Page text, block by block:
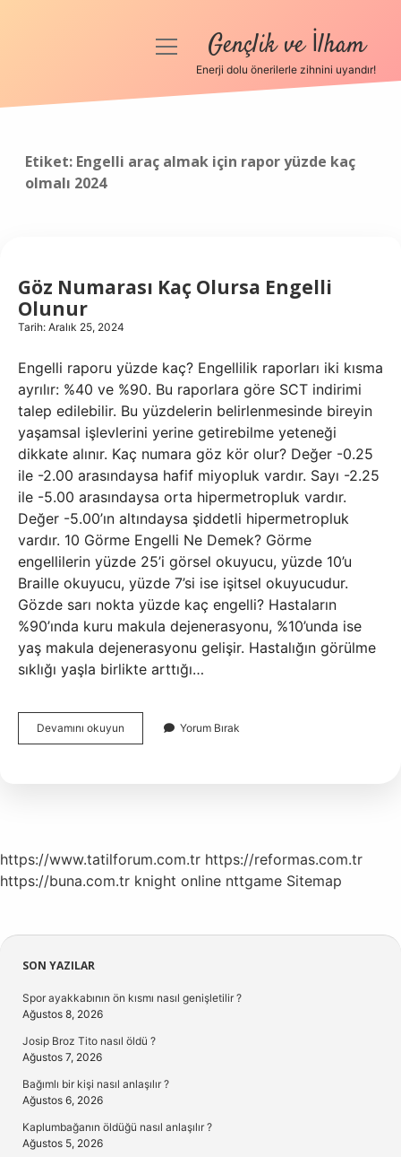
Anasayfa
Yasal Uyarı
menüyüGençlik ve İlham
Enerji dolu önerilerle zihnini uyandır!
Etiket: Engelli araç almak için rapor yüzde kaç
olmalı 2024
Göz Numarası Kaç Olursa Engelli
Olunur
Tarih: Aralık 25, 2024
Engelli raporu yüzde kaç? Engellilik raporları iki kısma
ayrılır: %40 ve %90. Bu raporlara göre SCT indirimi
talep edilebilir. Bu yüzdelerin belirlenmesinde bireyin
yaşamsal işlevlerini yerine getirebilme yeteneği
dikkate alınır. Kaç numara göz kör olur? Değer -0.25
ile -2.00 arasındaysa hafif miyopluk vardır. Sayı -2.25
ile -5.00 arasındaysa orta hipermetropluk vardır.
Değer -5.00’ın altındaysa şiddetli hipermetropluk
vardır. 10 Görme Engelli Ne Demek? Görme
engellilerin yüzde 25’i görsel okuyucu, yüzde 10’u
Braille okuyucu, yüzde 7’si ise işitsel okuyucudur.
Gözde sarı nokta yüzde kaç engelli? Hastaların
%90’ında kuru makula dejenerasyonu, %10’unda ise
yaş makula dejenerasyonu gelişir. Hastalığın görülme
sıklığı yaşla birlikte arttığı…
Devamını okuyun
Numarası
Yorum Bırak
https://www.tatilforum.com.tr https://reformas.com.tr
https://buna.com.tr knight online nttgame Sitemap
Sidebar
SON YAZILAR
Spor ayakkabının ön kısmı nasıl genişletilir ?
Ağustos 8, 2026
Josip Broz Tito nasıl öldü ?
Ağustos 7, 2026
Bağımlı bir kişi nasıl anlaşılır ?
Ağustos 6, 2026
Kaplumbağanın öldüğü nasıl anlaşılır ?
Ağustos 5, 2026